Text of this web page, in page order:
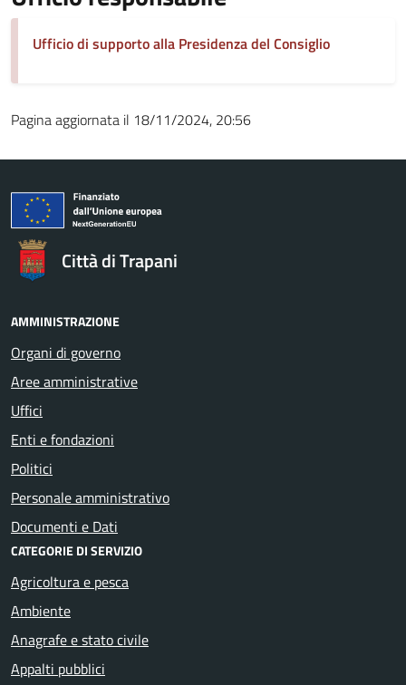
Ufficio di supporto alla Presidenza del Consiglio
Pagina aggiornata il 18/11/2024, 20:56
Città di Trapani
AMMINISTRAZIONE
Organi di governo
Aree amministrative
Uffici
Enti e fondazioni
Politici
Personale amministrativo
Documenti e Dati
CATEGORIE DI SERVIZIO
Agricoltura e pesca
Ambiente
Anagrafe e stato civile
Appalti pubblici